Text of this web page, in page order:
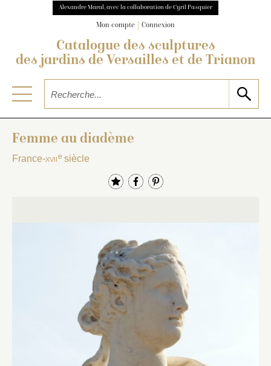
Alexandre Maral, avec la collaboration de Cyril Pasquier
Mon compte Connexion
Catalogue des sculptures
des jardins de Versailles et de Trianon
Femme au diadème
France-xviie siècle